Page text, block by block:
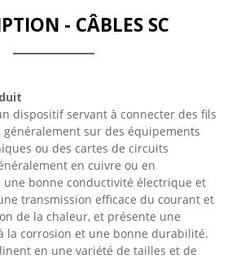
- CÂBLES SC
dispositif servant à connecter des fils
généralement sur des équipements
ou des cartes de circuits
en cuivre ou en
bonne conductivité électrique et
transmission efficace du courant et
de la chaleur, et présente une
la corrosion et une bonne durabilité.
en une variété de tailles et de